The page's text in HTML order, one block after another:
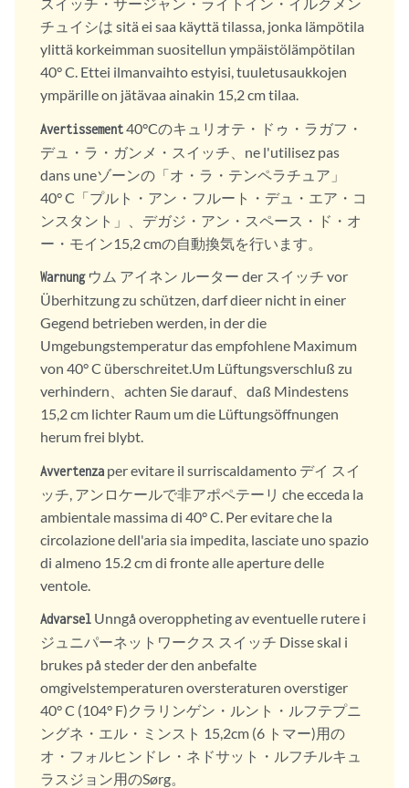
チュイシは sitä ei saa käyttä tilassa, jonka lämpötila
ylittä korkeimman suositellun ympäistölämpötilan
40° C. Ettei ilmanvaihto estyisi, tuuletusaukkojen
ympärille on jätävaa ainakin 15,2 cm tilaa.
Avertissement40°Cのキュリオテ・ドゥ・ラガフ・
デュ・ラ・ガンメ・スイッチ、ne l'utilisez pas
dans uneゾーンの「オ・ラ・テンペラチュア」
40° C「プルト・アン・フルート・デュ・エア・コ
ンスタント」、デガジ・アン・スペース・ド・オ
ー・モイン15,2 cmの自動換気を行います。
Warnungウム アイネン ルーター der スイッチ vor
Überhitzung zu schützen, darf dieer nicht in einer
Gegend betrieben werden, in der die
Umgebungstemperatur das empfohlene Maximum
von 40° C überschreitet.Um Lüftungsverschluß zu
verhindern、achten Sie darauf、daß Mindestens
15,2 cm lichter Raum um die Lüftungsöffnungen
herum frei blybt.
Avvertenza per evitare il surriscaldamento デイ スイ
ッチ, アンロケールで非アポペテーリ che ecceda la
ambientale massima di 40° C. Per evitare che la
circolazione dell'aria sia impedita, lasciate uno spazio
di almeno 15.2 cm di fronte alle aperture delle
ventole.
Advarsel Unngå overoppheting av eventuelle rutere i
ジュニパーネットワークス スイッチ Disse skal i
brukes på steder der den anbefalte
omgivelstemperaturen oversteraturen overstiger
40° C (104° F)クラリンゲン・ルント・ルフテプニ
ングネ・エル・ミンスト 15,2cm (6 トマー)用の
オ・フォルヒンドレ・ネドサット・ルフチルキュ
ラスジョン用のSørg。